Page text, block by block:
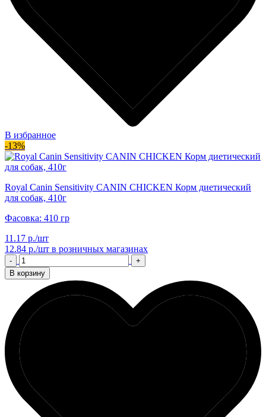
В избранное
-13%
Royal Canin Sensitivity CANIN CHICKEN Корм диетический
для собак, 410г
Фасовка: 410 гр
11.17 р./шт
12.84 р./шт в розничных магазинах
-
+
В корзину